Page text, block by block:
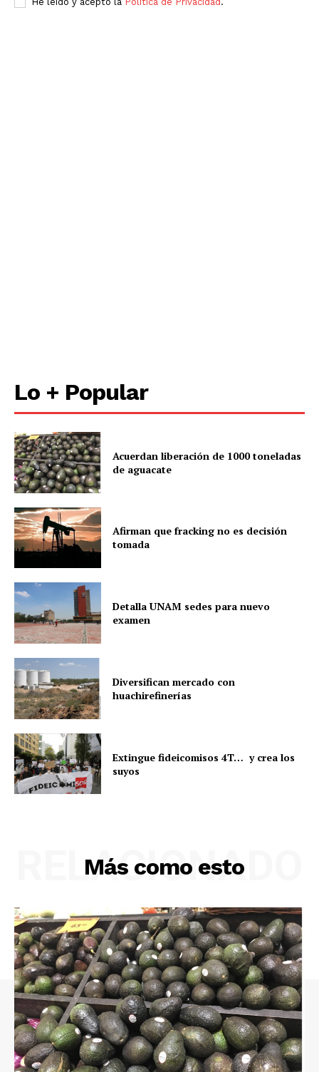
Lo + Popular
Acuerdan liberación de 1000 toneladas
de aguacate
Afirman que fracking no es decisión
tomada
Detalla UNAM sedes para nuevo
examen
Diversifican mercado con
huachirefinerías
Extingue fideicomisos 4T… y crea los
suyos
Más como esto
RELACIONADO